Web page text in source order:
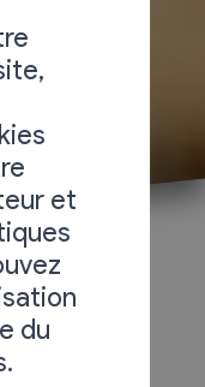
sàrl
et
du